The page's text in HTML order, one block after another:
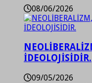
08/06/2026
İDEOLOJİSİDİR.
09/05/2026